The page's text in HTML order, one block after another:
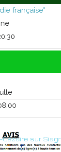
française"
Cézaire sur